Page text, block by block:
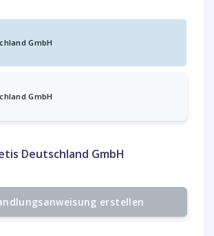
GmbH
GmbH
Deutschland GmbH
erstellen